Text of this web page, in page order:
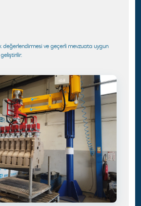
değerlendirmesi ve geçerli mevzuata uygun